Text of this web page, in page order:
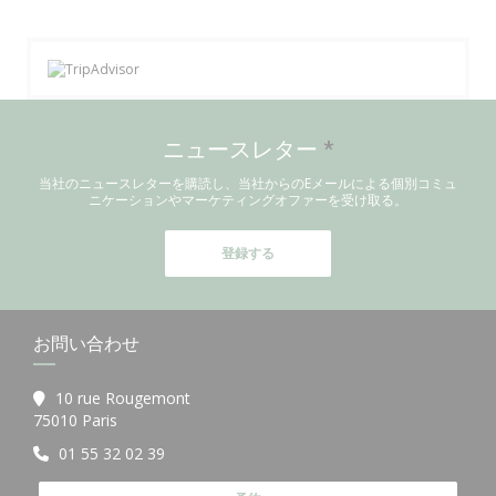
ニュースレター *
当社のニュースレターを購読し、当社からのEメールによる個別コミュ
ニケーションやマーケティングオファーを受け取る。
登録する
お問い合わせ
10 rue Rougemont
75010 Paris
01 55 32 02 39